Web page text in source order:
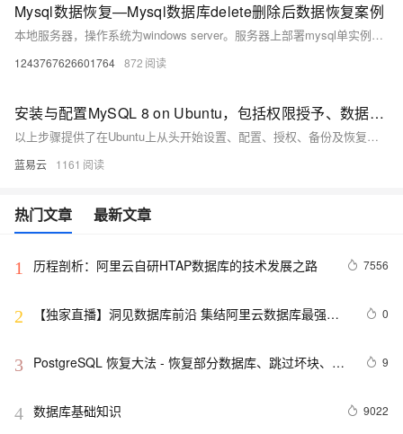
Mysql数据恢复—Mysql数据库delete删除后数据恢复案例
本地服务器，操作系统为windows server。服务器上部署mysql单实例，innodb引擎，独立表空间。未进行数据库备份，未开启binlog。 人为误操作使用Delete命令删除数据时未添加where子句，导致全表数据被删除。删除后未对该表进行任何操作。需要恢复误删除的数据。 在本案例中的mysql数据库未进行备份，也未开启binlog日志，无法直接还原数据库。
1243767626601764 872
安装与配置MySQL 8 on Ubuntu，包括权限授予、数据库备份及远程连接指南
以上步骤提供了在Ubuntu上从头开始设置、配置、授权、备份及恢复一个基础但完整的MySQL环境所需知识点。
蓝易云 1161
热门文章 最新文章
1 历程剖析：阿里云自研HTAP数据库的技术发展之路 7556
2
【独家直播】洞见数据库前沿 集结阿里云数据库最强阵
0
3
PostgreSQL 恢复大法 - 恢复部分数据库、跳过坏块、修
9
4 数据库基础知识 9022